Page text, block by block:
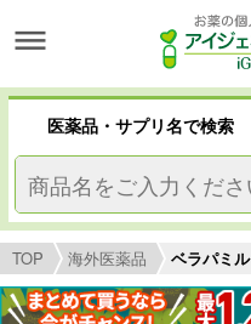
医薬品・サプリ名で検索
TOP 海外医薬品 ベラパミル